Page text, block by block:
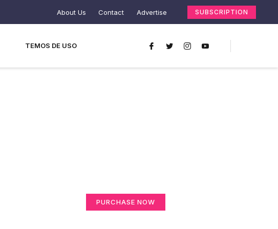
About Us Contact Advertise SUBSCRIPTION
TEMOS DE USO
PURCHASE NOW